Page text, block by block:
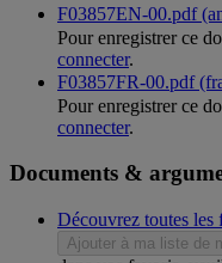
F03857EN-00.pdf
Pour enregistrer ce
connecter.
F03857FR-00.pdf
Pour enregistrer ce
connecter.
Documents &
Découvrez toutes
Ajouter à ma liste de